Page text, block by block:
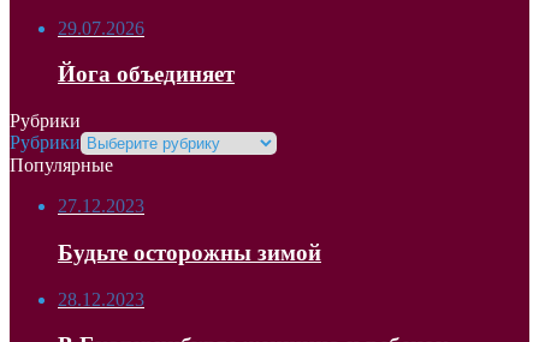
29.07.2026
Йога объединяет
Рубрики
Рубрики
Популярные
27.12.2023
Будьте осторожны зимой
28.12.2023